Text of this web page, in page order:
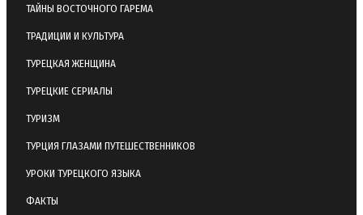
ТАЙНЫ ВОСТОЧНОГО ГАРЕМА
ТРАДИЦИИ И КУЛЬТУРА
ТУРЕЦКАЯ ЖЕНЩИНА
ТУРЕЦКИЕ СЕРИАЛЫ
ТУРИЗМ
ТУРЦИЯ ГЛАЗАМИ ПУТЕШЕСТВЕННИКОВ
УРОКИ ТУРЕЦКОГО ЯЗЫКА
ФАКТЫ